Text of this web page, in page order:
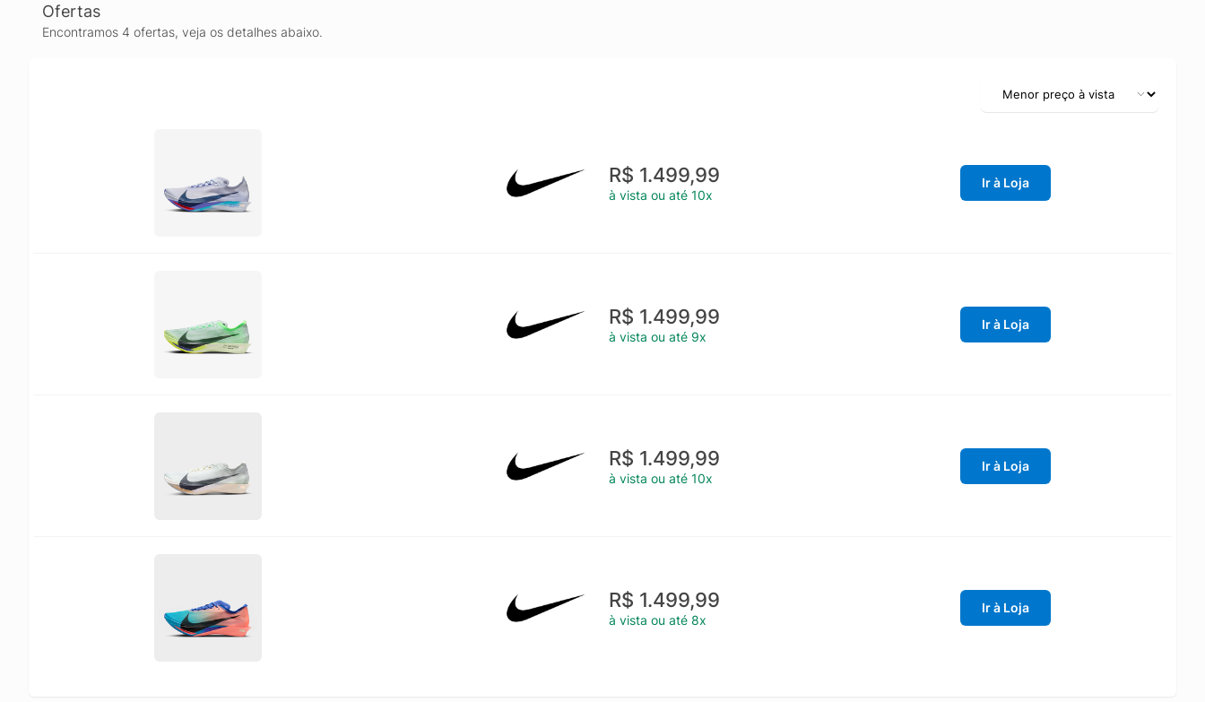
Ofertas
Encontramos 4 ofertas, veja os detalhes abaixo.
R$ 1.499,99
à vista ou até 10x
Ir à Loja
R$ 1.499,99
à vista ou até 9x
Ir à Loja
R$ 1.499,99
à vista ou até 10x
Ir à Loja
R$ 1.499,99
à vista ou até 8x
Ir à Loja